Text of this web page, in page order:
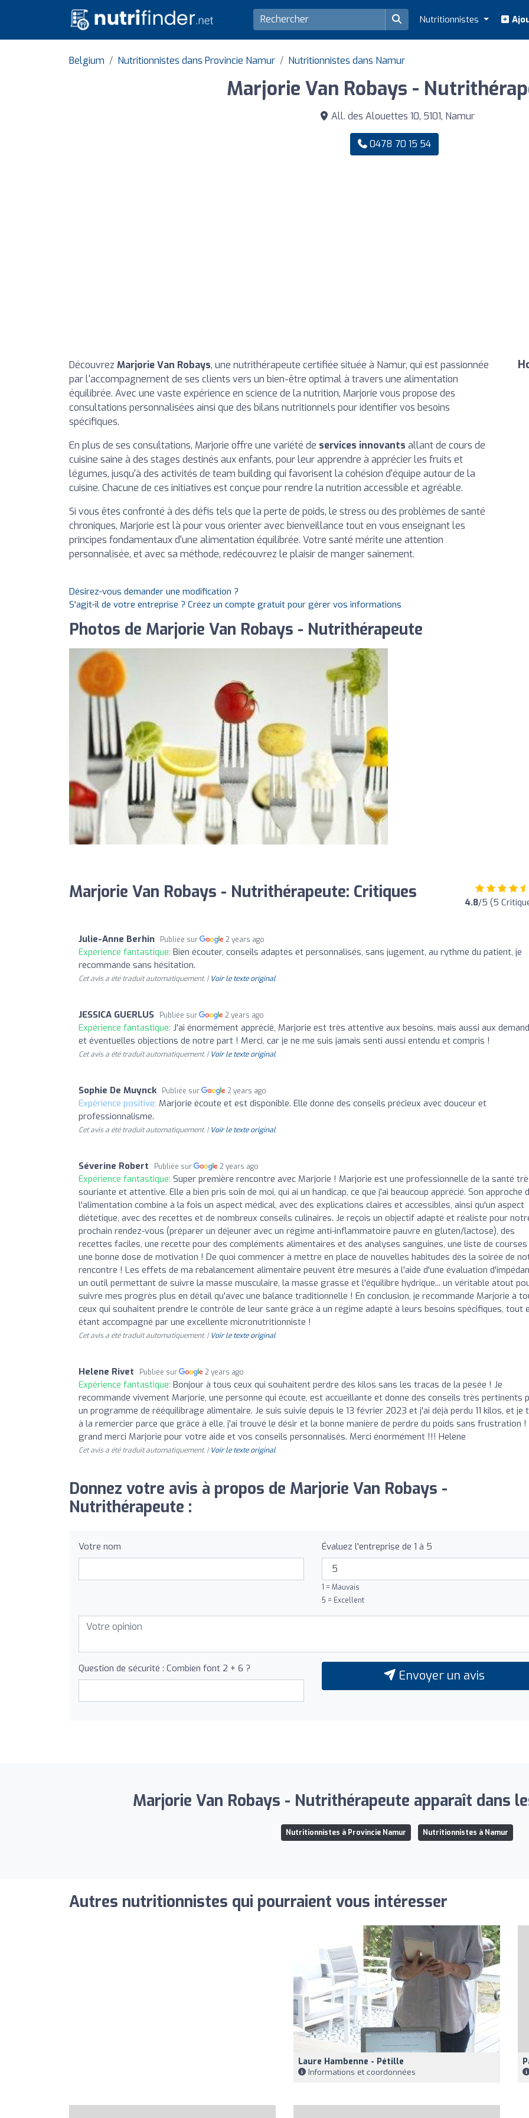
Nutritionnistes
Belgium Nutritionnistes dans Provincie Namur Nutritionnistes dans Namur
Marjorie Van Robays -
All. des Alouettes 10, 5101, Namur
0478 70 15 54
Découvrez Marjorie Van Robays, une nutrithérapeute certifiée située à Namur, qui est passionnée
par l'accompagnement de ses clients vers un bien-être optimal à travers une alimentation
équilibrée. Avec une vaste expérience en science de la nutrition, Marjorie vous propose des
consultations personnalisées ainsi que des bilans nutritionnels pour identifier vos besoins
spécifiques.
En plus de ses consultations, Marjorie offre une variété de services innovants allant de cours de
cuisine saine à des stages destinés aux enfants, pour leur apprendre à apprécier les fruits et
légumes, jusqu'à des activités de team building qui favorisent la cohésion d'équipe autour de la
cuisine. Chacune de ces initiatives est conçue pour rendre la nutrition accessible et agréable.
Si vous êtes confronté à des défis tels que la perte de poids, le stress ou des problèmes de santé
chroniques, Marjorie est là pour vous orienter avec bienveillance tout en vous enseignant les
principes fondamentaux d'une alimentation équilibrée. Votre santé mérite une attention
personnalisée, et avec sa méthode, redécouvrez le plaisir de manger sainement.
Désirez-vous demander une modification ?
S'agit-il de votre entreprise ? Créez un compte gratuit pour gérer vos informations
Photos de Marjorie Van Robays - Nutrithérapeute
Marjorie Van Robays - Nutrithérapeute: Critiques 4.8/5 (5
Julie-Anne Berhin Publiée sur 2 years ago
Expérience fantastique: Bien écouter, conseils adaptés et personnalisés, sans jugement, au rythme du patient, je
recommande sans hésitation.
Cet avis a été traduit automatiquement. | Voir le texte original
JESSICA GUERLUS Publiée sur 2 years ago
Expérience fantastique: J'ai énormément apprécié, Marjorie est très attentive aux besoins, mais aussi aux
et éventuelles objections de notre part ! Merci, car je ne me suis jamais senti aussi entendu et compris !
Cet avis a été traduit automatiquement. | Voir le texte original
Sophie De Muynck Publiée sur 2 years ago
Expérience positive: Marjorie écoute et est disponible. Elle donne des conseils précieux avec douceur et
professionnalisme.
Cet avis a été traduit automatiquement. | Voir le texte original
Séverine Robert Publiée sur 2 years ago
Expérience fantastique: Super première rencontre avec Marjorie ! Marjorie est une professionnelle de la santé
souriante et attentive. Elle a bien pris soin de moi, qui ai un handicap, ce que j'ai beaucoup apprécié. Son approche
l'alimentation combine à la fois un aspect médical, avec des explications claires et accessibles, ainsi qu'un aspect
diététique, avec des recettes et de nombreux conseils culinaires. Je reçois un objectif adapté et réaliste pour
prochain rendez-vous (préparer un déjeuner avec un régime anti-inflammatoire pauvre en gluten/lactose), des
recettes faciles, une recette pour des compléments alimentaires et des analyses sanguines, une liste de
une bonne dose de motivation ! De quoi commencer à mettre en place de nouvelles habitudes dès la soirée de
rencontre ! Les effets de ma rebalancement alimentaire peuvent être mesurés à l'aide d'une évaluation
un outil permettant de suivre la masse musculaire, la masse grasse et l'équilibre hydrique... un véritable atout
suivre mes progrès plus en détail qu'avec une balance traditionnelle ! En conclusion, je recommande Marjorie à
ceux qui souhaitent prendre le contrôle de leur santé grâce à un régime adapté à leurs besoins spécifiques, tout
étant accompagné par une excellente micronutritionniste !
Cet avis a été traduit automatiquement. | Voir le texte original
Helene Rivet Publiée sur 2 years ago
Expérience fantastique: Bonjour à tous ceux qui souhaitent perdre des kilos sans les tracas de la pesée ! Je
recommande vivement Marjorie, une personne qui écoute, est accueillante et donne des conseils très pertinents
un programme de rééquilibrage alimentaire. Je suis suivie depuis le 13 février 2023 et j'ai déjà perdu 11 kilos, et je
à la remercier parce que grâce à elle, j'ai trouvé le désir et la bonne manière de perdre du poids sans frustration !
grand merci Marjorie pour votre aide et vos conseils personnalisés. Merci énormément !!! Helene
Cet avis a été traduit automatiquement. | Voir le texte original
Donnez votre avis à propos de Marjorie Van Robays -
Nutrithérapeute :
Votre nom Évaluez l'entreprise de 1 à 5
1 = Mauvais
5 = Excellent
Question de sécurité : Combien font 2 + 6 ? Envoyer un avis
Marjorie Van Robays - Nutrithérapeute apparaît dans
Nutritionnistes à Provincie Namur Nutritionnistes à Namur
Autres nutritionnistes qui pourraient vous intéresser
Laure Hambenne - Pétille
Informations et coordonnées